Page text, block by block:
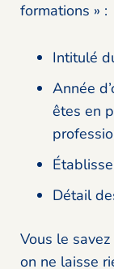
formations » :
Intitulé
Année
êtes en
Détail
Vous le
on ne laisse